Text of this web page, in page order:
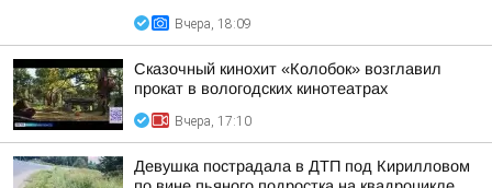
Вчера, 18:09
Сказочный кинохит «Колобок» возглавил
прокат в вологодских кинотеатрах
Вчера, 17:10
Девушка пострадала в ДТП под Кирилловом